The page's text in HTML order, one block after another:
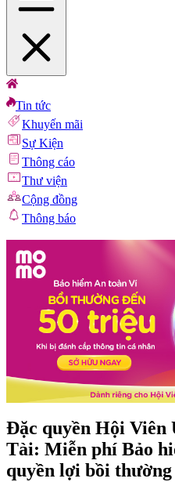
Tin tức
Khuyến mãi
Sự Kiện
Thông cáo
Thư viện
Cộng đồng
Thông báo
Đặc quyền Hội Viên
Tài: Miễn phí Bảo
quyền lợi bồi